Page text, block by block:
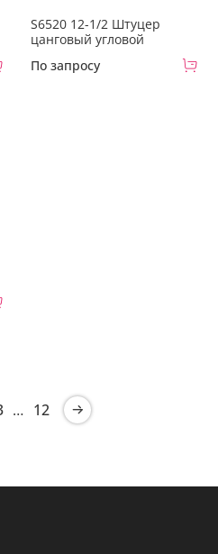
S6520 12-1/2 Штуцер
цанговый угловой
По запросу
… 12